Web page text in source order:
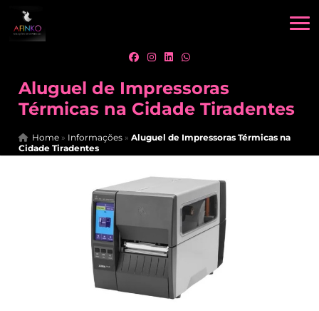
Aluguel de Impressoras
Térmicas na Cidade Tiradentes
Home » Informações »Aluguel de Impressoras Térmicas na
Cidade Tiradentes